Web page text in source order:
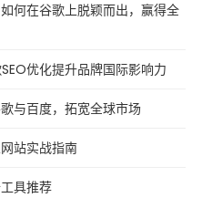
何在谷歌上脱颖而出，赢得全
优化提升品牌国际影响力
与百度，拓宽全球市场
站实战指南
具推荐